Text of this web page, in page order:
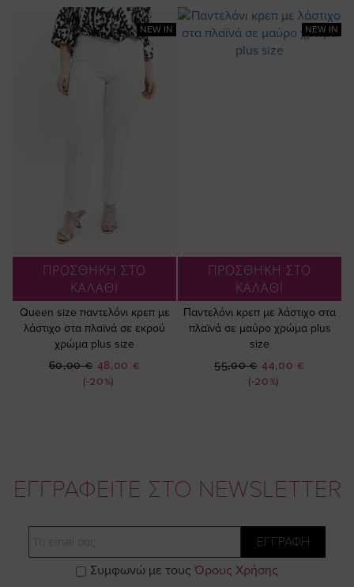
NEW IN
ΠΡΟΣΘΗΚΗ ΣΤΟ
ΚΑΛΑΘΙ
Queen size παντελόνι κρεπ με
λάστιχο στα πλαϊνά σε εκρού
χρώμα plus size
(-20%)
Ειδική
Τιμή
48,00 €
60,00 €
NEW IN
ΠΡΟΣΘΗΚΗ ΣΤΟ
ΚΑΛΑΘΙ
Παντελόνι κρεπ με λάστιχο στα
πλαϊνά σε μαύρο χρώμα plus
size
(-20%)
Ειδική
Τιμή
44,00 €
55,00 €
ΕΓΓΡΑΦΕΙΤΕ ΣΤΟ NEWSLETTER
ΕΓΓΡΑΦΗ
Συμφωνώ με τους Όρους Χρήσης